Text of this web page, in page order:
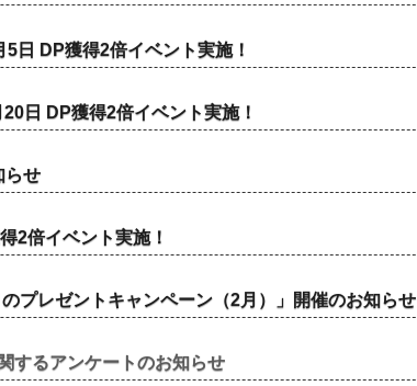
日 DP獲得2倍イベント実施！
日 DP獲得2倍イベント実施！
らせ
2倍イベント実施！
プレゼントキャンペーン（2月）」開催のお知らせ
するアンケートのお知らせ